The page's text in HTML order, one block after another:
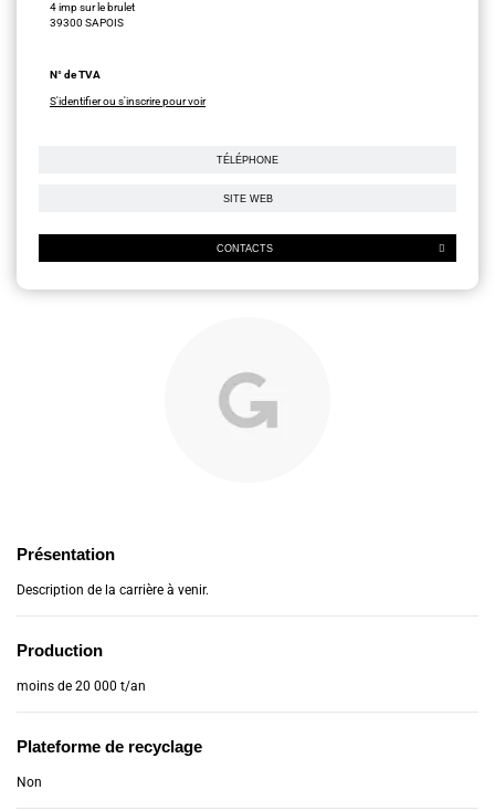
4 imp sur le brulet
39300 SAPOIS
N° de TVA
S'identifier ou s'inscrire pour voir
TÉLÉPHONE
SITE WEB
CONTACTS
Présentation
Description de la carrière à venir.
Production
moins de 20 000 t/an
Plateforme de recyclage
Non